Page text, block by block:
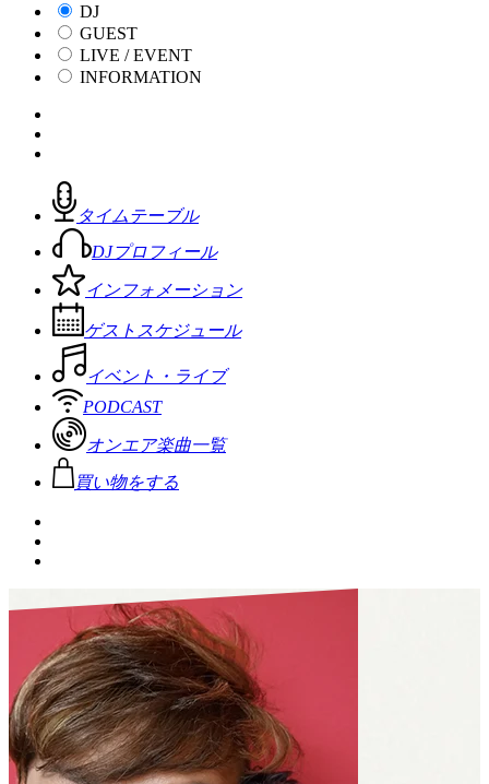
DJ
GUEST
LIVE / EVENT
INFORMATION
タイムテーブル
DJプロフィール
インフォメーション
ゲストスケジュール
イベント・ライブ
PODCAST
オンエア楽曲一覧
買い物をする